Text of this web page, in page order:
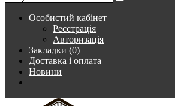
Особистий кабінет
Реєстрація
Авторизація
Закладки (0)
Доставка і оплата
Новини